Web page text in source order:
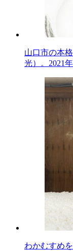
山口市の本
光）。 2021
わかむすめ